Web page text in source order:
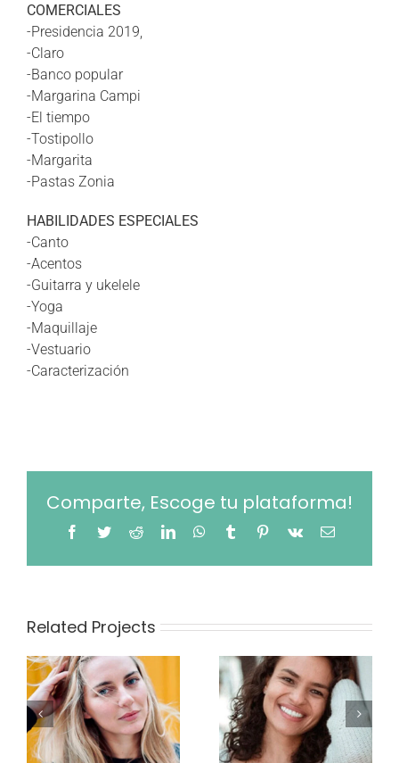
COMERCIALES
-Presidencia 2019,
-Claro
-Banco popular
-Margarina Campi
-El tiempo
-Tostipollo
-Margarita
-Pastas Zonia
HABILIDADES ESPECIALES
-Canto
-Acentos
-Guitarra y ukelele
-Yoga
-Maquillaje
-Vestuario
-Caracterización
Comparte, Escoge tu plataforma!
Facebook
TwitterRedditLinkedInWhatsApp
TumblrPinterest
Vk Email
Related Projects
Luisa Vides
Paola
Madrigal